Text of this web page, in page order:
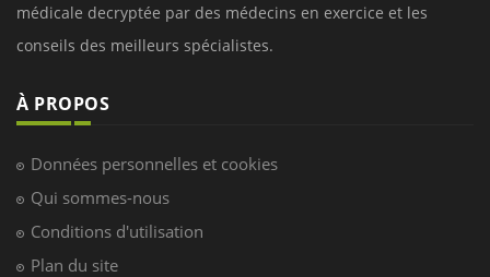
médicale decryptée par des médecins en exercice et les
conseils des meilleurs spécialistes.
À PROPOS
Données personnelles et cookies
Qui sommes-nous
Conditions d'utilisation
Plan du site